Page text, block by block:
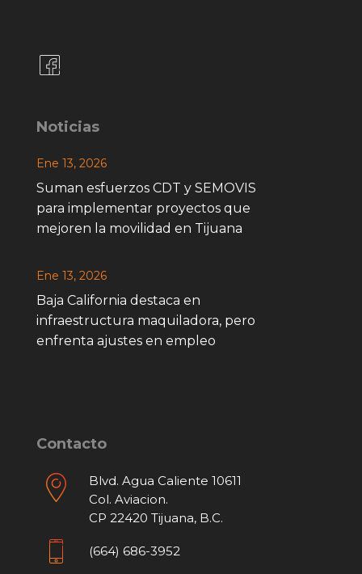
Noticias
Suman esfuerzos CDT y SEMOVIS
para implementar proyectos que
mejoren la movilidad en Tijuana
Ene 13, 2026
Baja California destaca en
infraestructura maquiladora, pero
enfrenta ajustes en empleo
Ene 13, 2026
Contacto
Blvd. Agua Caliente 10611
Col. Aviacion.
CP 22420 Tijuana, B.C.
(664) 686-3952